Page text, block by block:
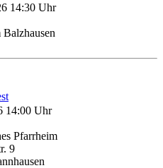
14:30 Uhr
14:00 Uhr
Pfarrheim
9